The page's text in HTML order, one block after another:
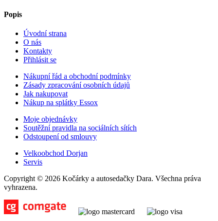
Popis
Úvodní strana
O nás
Kontakty
Přihlásit se
Nákupní řád a obchodní podmínky
Zásady zpracování osobních údajů
Jak nakupovat
Nákup na splátky Essox
Moje objednávky
Soutěžní pravidla na sociálních sítích
Odstoupení od smlouvy
Velkoobchod Dorjan
Servis
Copyright © 2026 Kočárky a autosedačky Dara. Všechna práva
vyhrazena.